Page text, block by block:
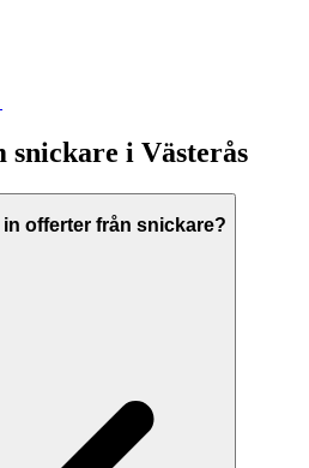
snickare i Västerås
offerter från snickare?